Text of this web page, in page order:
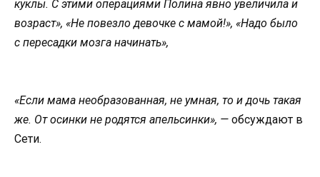
куклы. С этими операциями Полина явно увеличила и
возраст», «Не повезло девочке с мамой!», «Надо было
с пересадки мозга начинать»,
«Если мама необразованная, не умная, то и дочь такая
же. От осинки не родятся апельсинки», — обсуждают в
Сети.